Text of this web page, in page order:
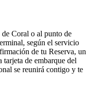
Coral o al punto de
según el servicio
de tu Reserva, un
de embarque del
se reunirá contigo y te